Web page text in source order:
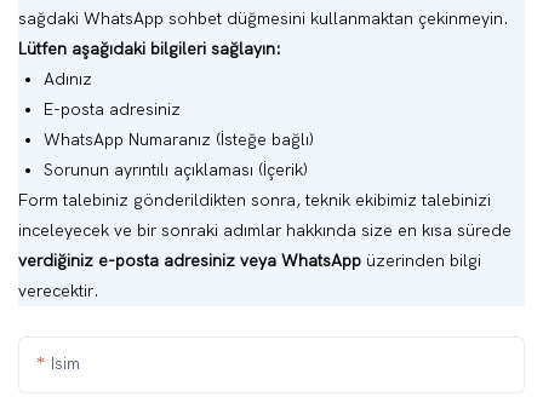
sağdaki WhatsApp sohbet düğmesini kullanmaktan çekinmeyin.
Lütfen aşağıdaki bilgileri sağlayın:
Adınız
E-posta adresiniz
WhatsApp Numaranız (İsteğe bağlı)
Sorunun ayrıntılı açıklaması (İçerik)
Form talebiniz gönderildikten sonra, teknik ekibimiz talebinizi
inceleyecek ve bir sonraki adımlar hakkında size en kısa sürede
verdiğiniz e-posta adresiniz veya WhatsApp üzerinden bilgi
verecektir.
Isim